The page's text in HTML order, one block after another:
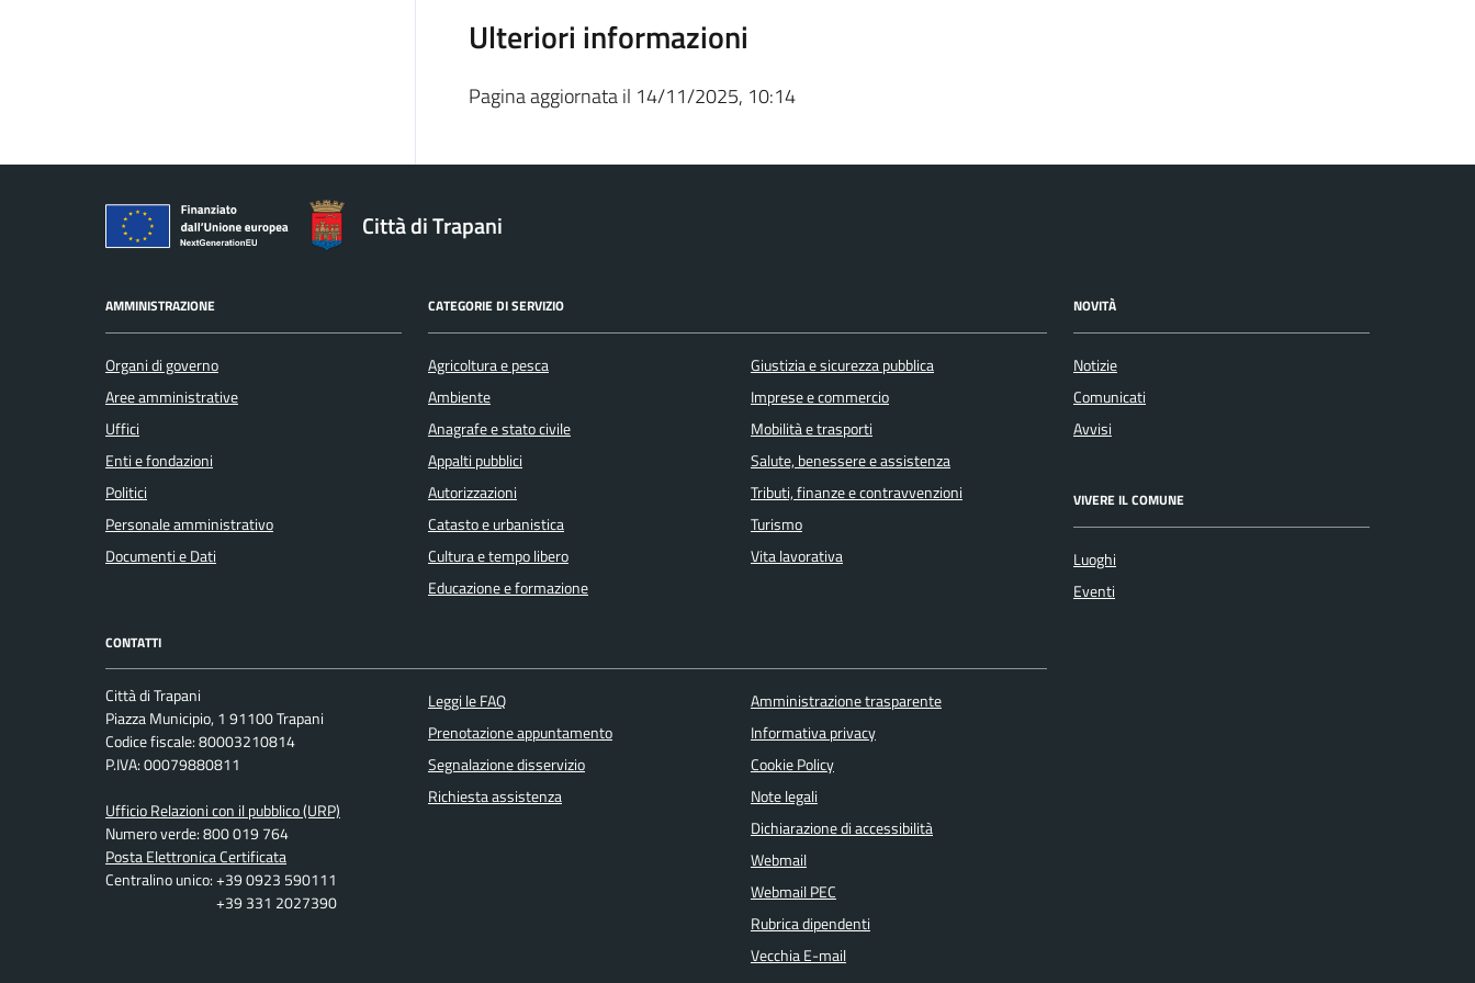
Ulteriori informazioni
Pagina aggiornata il 14/11/2025, 10:14
Città di Trapani
AMMINISTRAZIONE
Organi di governo
Aree amministrative
Uffici
Enti e fondazioni
Politici
Personale amministrativo
Documenti e Dati
CATEGORIE DI SERVIZIO
Agricoltura e pesca
Ambiente
Anagrafe e stato civile
Appalti pubblici
Autorizzazioni
Catasto e urbanistica
Cultura e tempo libero
Educazione e formazione
Giustizia e sicurezza pubblica
Imprese e commercio
Mobilità e trasporti
Salute, benessere e assistenza
Tributi, finanze e contravvenzioni
Turismo
Vita lavorativa
NOVITÀ
Notizie
Comunicati
Avvisi
VIVERE IL COMUNE
Luoghi
Eventi
CONTATTI
Città di Trapani
Piazza Municipio, 1 91100 Trapani
Codice fiscale: 80003210814
P.IVA: 00079880811
Ufficio Relazioni con il pubblico (URP)
Numero verde: 800 019 764
Posta Elettronica Certificata
Centralino unico: +39 0923 590111
+39 331 2027390
Leggi le FAQ
Prenotazione appuntamento
Segnalazione disservizio
Richiesta assistenza
Amministrazione trasparente
Informativa privacy
Cookie Policy
Note legali
Dichiarazione di accessibilità
Webmail
Webmail PEC
Rubrica dipendenti
Vecchia E-mail